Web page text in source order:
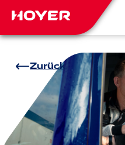
Zurück